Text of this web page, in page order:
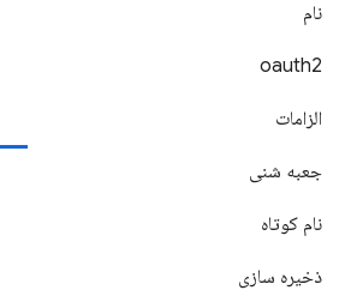
نام
oauth2
الزامات
جعبه شنی
نام کوتاه
ذخیره سازی
یک اشکال را ثبت کنید
مسائل باز را ببینید